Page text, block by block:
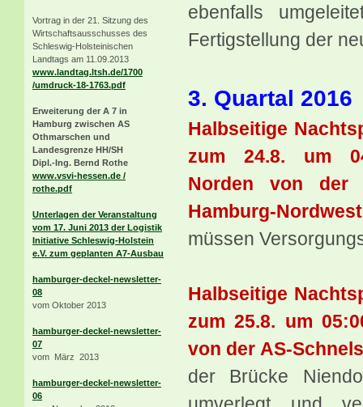
Vortrag in der 21. Sitzung des
Wirtschaftsausschusses des
Schleswig-Holsteinischen
Landtags am 11.09.2013
www.landtag.ltsh.de/1700
/umdruck-18-1763.pdf
Erweiterung der A 7 in
Hamburg zwischen AS
Othmarschen und
Landesgrenze HH/SH
Dipl.-Ing. Bernd Rothe
www.vsvi-hessen.de /
rothe.pdf
Unterlagen der Veranstaltung
vom 17. Juni 2013 der Logistik
Initiative Schleswig-Holstein
e.V. zum geplanten A7-Ausbau
hamburger-deckel-newsletter-
08
vom Oktober 2013
hamburger-deckel-newsletter-
07
vom März 2013
hamburger-deckel-newsletter-
06
ebenfalls
Fertigstellung der
3. Quartal 2016
Halbseitige
zum 24.8. um
Norden von der
Hamburg-Nordwest
müssen
Halbseitige
zum 25.8. um
von der AS-
der Brücke